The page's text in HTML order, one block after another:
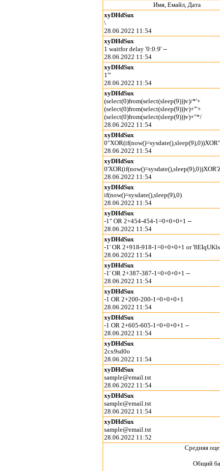
Имя, Емайл, Дата
xyDHdSux
\
28.06.2022 11:54
xyDHdSux
1 waitfor delay '0:0:9' --
28.06.2022 11:54
xyDHdSux
1'"
28.06.2022 11:54
xyDHdSux
(select(0)from(select(sleep(9)))v)/*'+
(select(0)from(select(sleep(9)))v)+'"+
(select(0)from(select(sleep(9)))v)+"*/
28.06.2022 11:54
xyDHdSux
28.06.2022 11:54
xyDHdSux
28.06.2022 11:54
xyDHdSux
if(now()=sysdate(),sleep(9),0)
28.06.2022 11:54
xyDHdSux
-1" OR 2+454-454-1=0+0+0+1 --
28.06.2022 11:54
xyDHdSux
-1' OR 2+918-918-1=0+0+0+1 or
28.06.2022 11:54
xyDHdSux
-1' OR 2+387-387-1=0+0+0+1 --
28.06.2022 11:54
xyDHdSux
-1 OR 2+200-200-1=0+0+0+1
28.06.2022 11:54
xyDHdSux
-1 OR 2+605-605-1=0+0+0+1 --
28.06.2022 11:54
xyDHdSux
2cx9sd0o
28.06.2022 11:54
xyDHdSux
sample@email.tst
28.06.2022 11:54
xyDHdSux
sample@email.tst
28.06.2022 11:54
xyDHdSux
sample@email.tst
28.06.2022 11:52
Средняя
Общий